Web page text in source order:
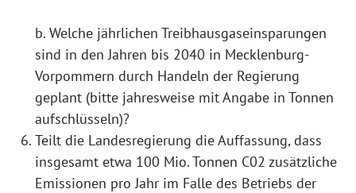
b. Welche jährlichen Treibhausgaseinsparungen
sind in den Jahren bis 2040 in Mecklenburg-
Vorpommern durch Handeln der Regierung
geplant (bitte jahresweise mit Angabe in Tonnen
aufschlüsseln)?
Teilt die Landesregierung die Auffassung, dass
insgesamt etwa 100 Mio. Tonnen C02 zusätzliche
Emissionen pro Jahr im Falle des Betriebs der